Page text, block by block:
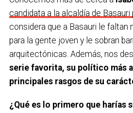
¿Último viaje que has hecho y
hacer?Estuvimos en Sevilla y
a Escocia.
Último teatro, espectáculo,
recomendable.
candidata a la alcaldía de Basauri
considera que a Basauri le faltan
para la gente joven y le sobran
arquitectónicas. Además, nos
serie favorita, su político más
principales rasgos de su
¿Qué es lo primero que harías